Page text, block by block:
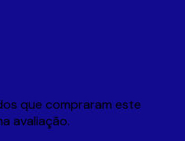
que compraram este
avaliação.